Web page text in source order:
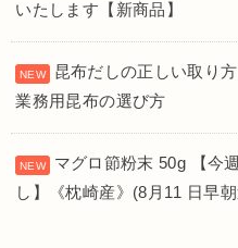
いたします【新商品】
昆布だしの正しい取り
業務用昆布の選び方
マグロ節粉末 50g 【今
し】《枕崎産》(8月11 日早